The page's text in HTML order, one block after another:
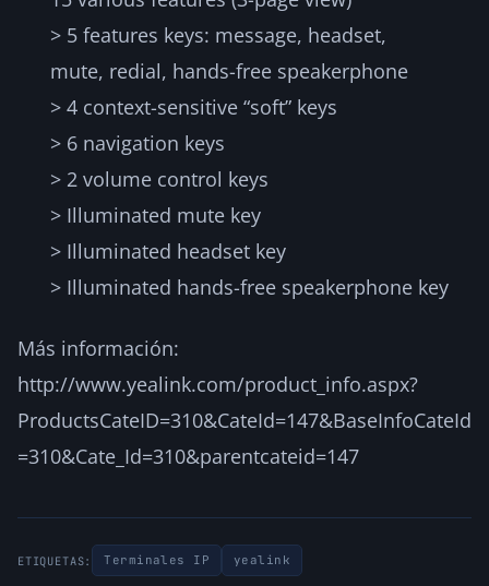
> 5 features keys: message, headset,
mute, redial, hands-free speakerphone
> 4 context-sensitive “soft” keys
> 6 navigation keys
> 2 volume control keys
> Illuminated mute key
> Illuminated headset key
> Illuminated hands-free speakerphone key
Más información:
http://www.yealink.com/product_info.aspx?
ProductsCateID=310&CateId=147&BaseInfoCateId
=310&Cate_Id=310&parentcateid=147
ETIQUETAS: Terminales IP yealink